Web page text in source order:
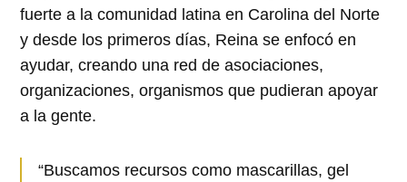
fuerte a la comunidad latina en Carolina del Norte
y desde los primeros días, Reina se enfocó en
ayudar, creando una red de asociaciones,
organizaciones, organismos que pudieran apoyar
a la gente.
“Buscamos recursos como mascarillas, gel